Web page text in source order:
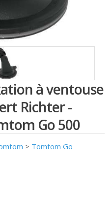
à ventouse
Richter -
Go 500
> Tomtom Go